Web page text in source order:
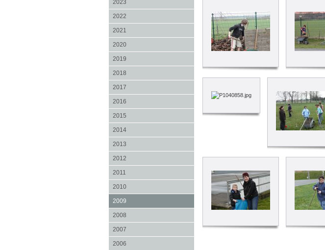
2023
2022
2021
2020
2019
2018
2017
2016
2015
2014
2013
2012
2011
2010
2009
2008
2007
2006